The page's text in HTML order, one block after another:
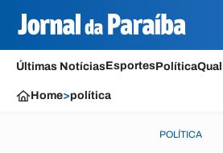
Últimas NotíciasEsportesPolítica
Home>política
POLÍTICA